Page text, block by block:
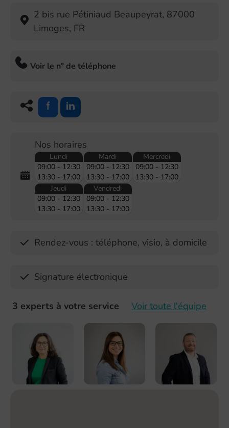
2 bis rue Pétiniaud Beaupeyrat, 87000
Limoges, FR
Voir le n° de téléphone
Nos horaires
Lundi
09:00 - 12:30
13:30 - 17:00
Mardi
09:00 - 12:30
13:30 - 17:00
Mercredi
09:00 - 12:30
13:30 - 17:00
Jeudi
09:00 - 12:30
13:30 - 17:00
Vendredi
09:00 - 12:30
13:30 - 17:00
Rendez-vous : téléphone, visio, à domicile
Signature électronique
3 experts à votre service Voir toute l'équipe